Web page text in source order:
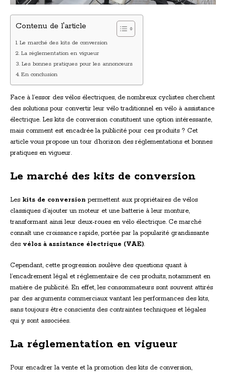
Contenu de l'article
Le marché des kits de conversion
La réglementation en vigueur
Les bonnes pratiques pour les annonceurs
En conclusion
Face à l’essor des vélos électriques, de nombreux cyclistes cherchent
des solutions pour convertir leur vélo traditionnel en vélo à assistance
électrique. Les kits de conversion constituent une option intéressante,
mais comment est encadrée la publicité pour ces produits ? Cet
article vous propose un tour d’horizon des réglementations et bonnes
pratiques en vigueur.
Le marché des kits de conversion
Les kits de conversion permettent aux propriétaires de vélos
classiques d’ajouter un moteur et une batterie à leur monture,
transformant ainsi leur deux-roues en vélo électrique. Ce marché
connaît une croissance rapide, portée par la popularité grandissante
des vélos à assistance électrique (VAE).
Cependant, cette progression soulève des questions quant à
l’encadrement légal et réglementaire de ces produits, notamment en
matière de publicité. En effet, les consommateurs sont souvent attirés
par des arguments commerciaux vantant les performances des kits,
sans toujours être conscients des contraintes techniques et légales
qui y sont associées.
La réglementation en vigueur
Pour encadrer la vente et la promotion des kits de conversion,